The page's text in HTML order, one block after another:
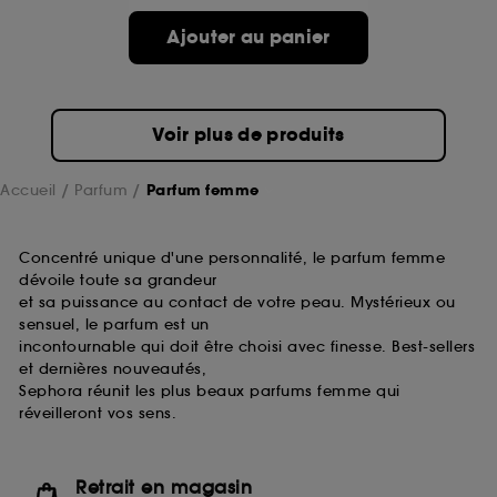
Ajouter au panier
Voir plus de produits
Accueil Parfum Parfum femme
Concentré unique d'une personnalité, le parfum femme
dévoile toute sa grandeur
et sa puissance au contact de votre peau. Mystérieux ou
sensuel, le parfum est un
incontournable qui doit être choisi avec finesse. Best-sellers
et dernières nouveautés,
Sephora réunit les plus beaux parfums femme qui
réveilleront vos sens.
Retrait en magasin
de ces cookies grâce au bouton "personnaliser mes
choix" ci-dessous ou décider de "tout accepter".
Sephora pourra associer les informations de
collectées ou générées lors de votre activité en ligne
ou en magasin. Pour refuser tous les cookies, cliques
sur "continuer sans accepter". Voous pouvez à tout
souhaitez obtenir plus d'information sur les cookies